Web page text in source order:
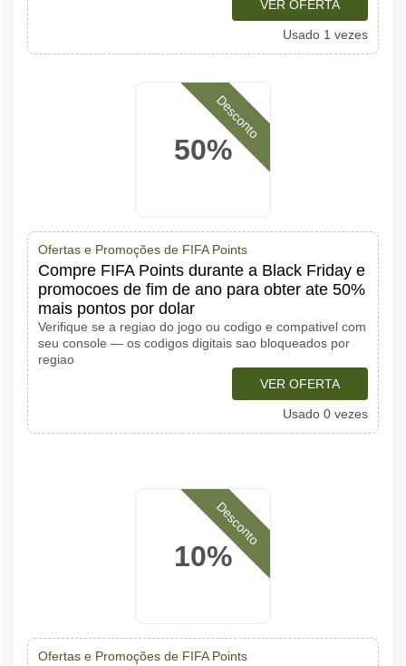
VER OFERTA
Usado 1 vezes
50%
Desconto
Ofertas e Promoções de FIFA Points
Compre FIFA Points durante a Black Friday e
promocoes de fim de ano para obter ate 50%
mais pontos por dolar
Verifique se a regiao do jogo ou codigo e compativel com
seu console — os codigos digitais sao bloqueados por
regiao
VER OFERTA
Usado 0 vezes
10%
Desconto
Ofertas e Promoções de FIFA Points